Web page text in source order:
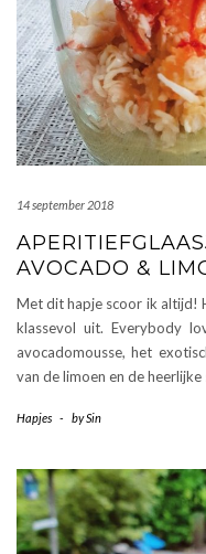
14 september 2018
AVOCADO &
Met dit hapje scoor ik altijd!
klassevol uit. Everybody
avocadomousse, het
van de limoen en de
Hapjes - bySin